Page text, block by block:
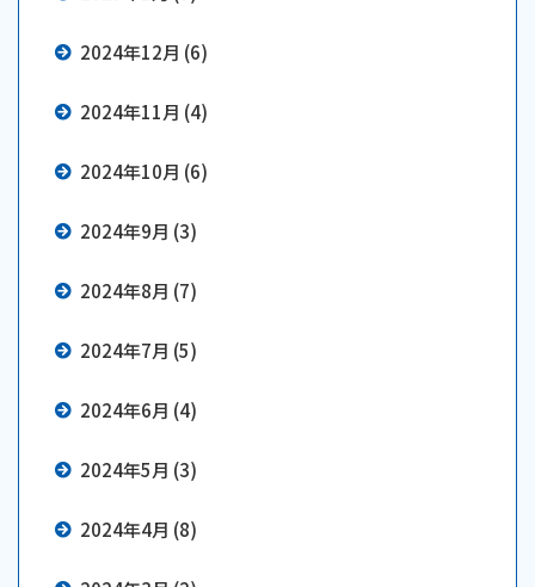
2024年12月 (6)
2024年11月 (4)
2024年10月 (6)
2024年9月 (3)
2024年8月 (7)
2024年7月 (5)
2024年6月 (4)
2024年5月 (3)
2024年4月 (8)